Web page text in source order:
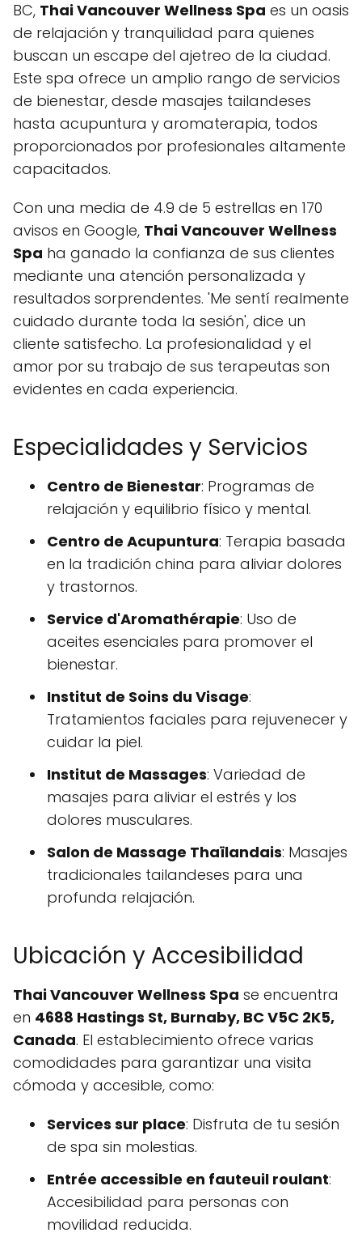
BC, Thai Vancouver Wellness Spa es un oasis
de relajación y tranquilidad para quienes
buscan un escape del ajetreo de la ciudad.
Este spa ofrece un amplio rango de servicios
de bienestar, desde masajes tailandeses
hasta acupuntura y aromaterapia, todos
proporcionados por profesionales altamente
capacitados.
Con una media de 4.9 de 5 estrellas en 170
avisos en Google, Thai Vancouver Wellness
Spa ha ganado la confianza de sus clientes
mediante una atención personalizada y
resultados sorprendentes. 'Me sentí realmente
cuidado durante toda la sesión', dice un
cliente satisfecho. La profesionalidad y el
amor por su trabajo de sus terapeutas son
evidentes en cada experiencia.
Especialidades y Servicios
Centro de Bienestar: Programas de
relajación y equilibrio físico y mental.
Centro de Acupuntura: Terapia basada
en la tradición china para aliviar dolores
y trastornos.
Service d'Aromathérapie: Uso de
aceites esenciales para promover el
bienestar.
Institut de Soins du Visage:
Tratamientos faciales para rejuvenecer y
cuidar la piel.
Institut de Massages: Variedad de
masajes para aliviar el estrés y los
dolores musculares.
Salon de Massage Thaïlandais: Masajes
tradicionales tailandeses para una
profunda relajación.
Ubicación y Accesibilidad
Thai Vancouver Wellness Spa se encuentra
en 4688 Hastings St, Burnaby, BC V5C 2K5,
Canada. El establecimiento ofrece varias
comodidades para garantizar una visita
cómoda y accesible, como:
Services sur place: Disfruta de tu sesión
de spa sin molestias.
Entrée accessible en fauteuil roulant:
Accesibilidad para personas con
movilidad reducida.